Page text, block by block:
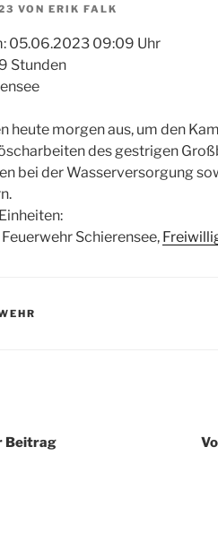
VON ERIK FALK
05.06.2023 09:09 Uhr
Stunden
heute morgen aus, um den
des gestrigen
bei der Wasserversorgung
Schierensee,
Beitrag